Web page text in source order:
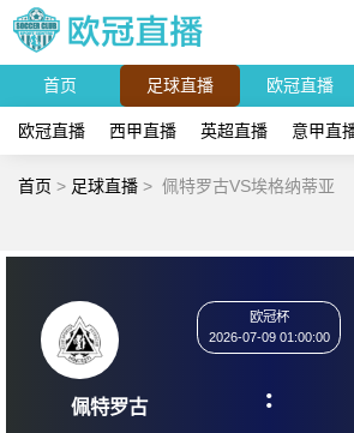
首页 足球直播 欧冠直播
欧冠直播 西甲直播 英超直播 意甲直
首页 > 足球直播 > 佩特罗古VS埃格纳蒂亚
2026-07-09